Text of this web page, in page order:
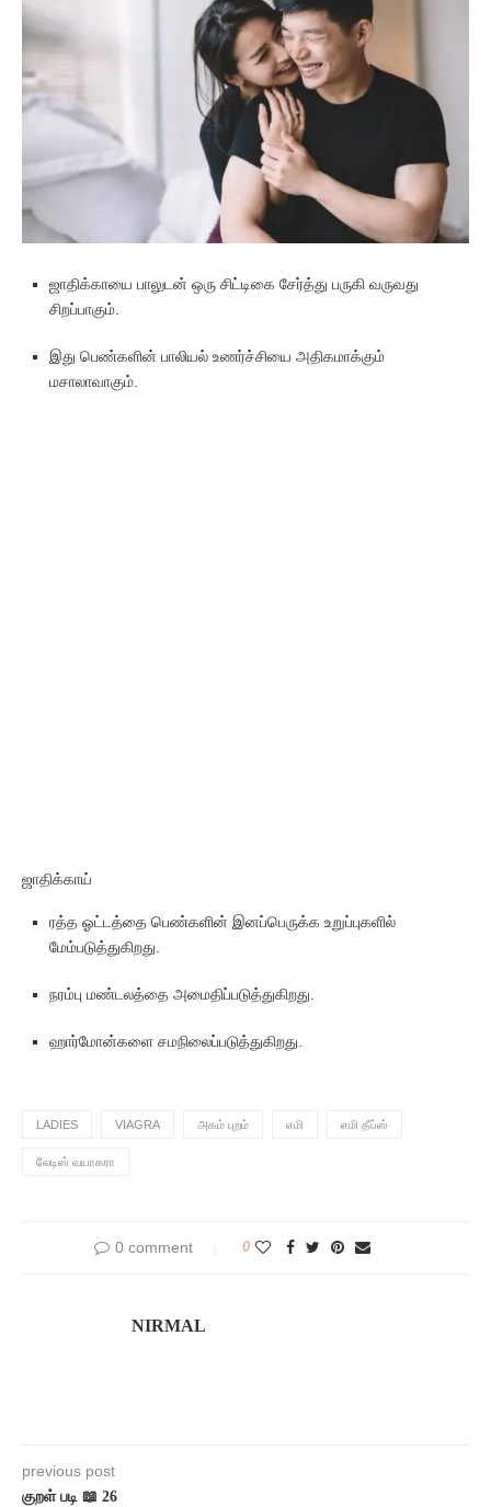
ஜாதிக்காயை பாலுடன் ஒரு சிட்டிகை சேர்த்து பருகி வருவது
சிறப்பாகும்.
இது பெண்களின் பாலியல் உணர்ச்சியை அதிகமாக்கும்
மசாலாவாகும்.
ஜாதிக்காய்
ரத்த ஓட்டத்தை பெண்களின் இனப்பெருக்க உறுப்புகளில்
மேம்படுத்துகிறது.
நரம்பு மண்டலத்தை அமைதிப்படுத்துகிறது.
ஹார்மோன்களை சமநிலைப்படுத்துகிறது.
LADIES VIAGRA அகம் புறம் எமி எமி தீப்ஸ்
லேடிஸ் வயாகரா
0 comment 0
NIRMAL
previous post
குறள் படி 📖 26